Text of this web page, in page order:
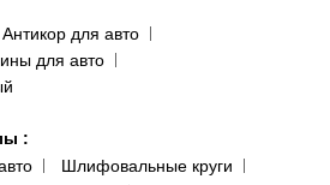
Антикор для авто
для авто
:
Шлифовальные круги